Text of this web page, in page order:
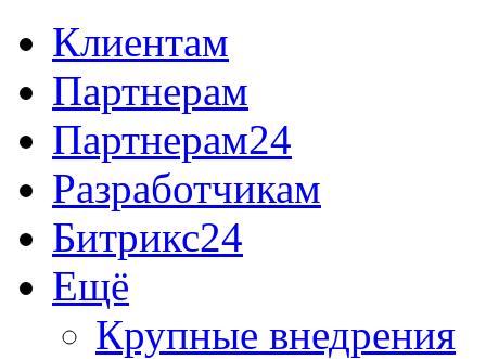
Клиентам
Партнерам
Партнерам24
Разработчикам
Битрикс24
Ещё
Крупные внедрения